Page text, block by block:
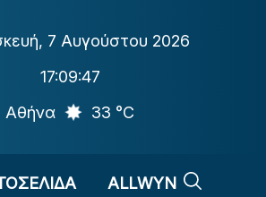
, 7 Αυγούστου 2026
17:09:48
Αθήνα
33 °C
ALLWYN